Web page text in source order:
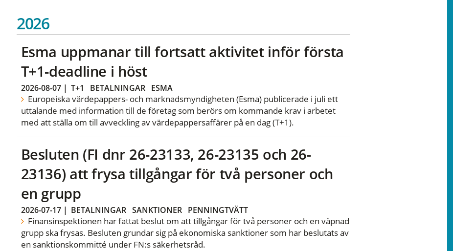
2026
Esma uppmanar till fortsatt aktivitet inför första
T+1-deadline i höst
2026-08-07| T+1 BETALNINGAR ESMA
Europeiska värdepappers- och marknadsmyndigheten (Esma) publicerade i juli ett
uttalande med information till de företag som berörs om kommande krav i arbetet
med att ställa om till avveckling av värdepappersaffärer på en dag (T+1).
Besluten (FI dnr 26-23133, 26-23135 och 26-
23136) att frysa tillgångar för två personer och
en grupp
2026-07-17| BETALNINGAR SANKTIONER PENNINGTVÄTT
Finansinspektionen har fattat beslut om att tillgångar för två personer och en väpnad
grupp ska frysas. Besluten grundar sig på ekonomiska sanktioner som har beslutats av
en sanktionskommitté under FN:s säkerhetsråd.